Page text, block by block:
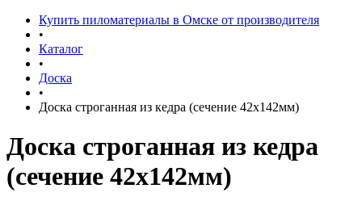
Купить пиломатериалы в Омске от производителя
•
Каталог
•
Доска
•
Доска строганная из кедра (сечение 42x142мм)
Доска строганная из кедра
(сечение 42x142мм)